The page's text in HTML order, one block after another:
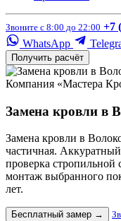
Звоните с 8:00 до 22:00 +7
WhatsApp
Получить расчёт
Компания «Мастера
Замена кровли в
Замена кровли в
частичная.
проверка
монтаж выбранного
лет.
Бесплатный замер →